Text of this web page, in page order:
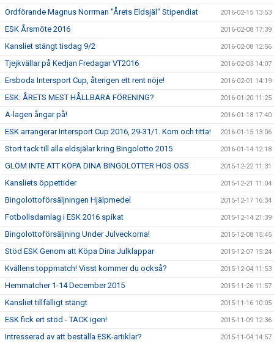
Ordförande Magnus Norrman "Årets Eldsjäl" Stipendiat 2016-02-15 13:53
ESK Årsmöte 2016 2016-02-08 17:39
Kansliet stängt tisdag 9/2 2016-02-08 12:56
Tjejkvällar på Kedjan Fredagar VT2016 2016-02-03 14:07
Ersboda Intersport Cup, återigen ett rent nöje! 2016-02-01 14:19
ESK: ÅRETS MEST HÅLLBARA FÖRENING? 2016-01-20 11:25
A-lagen ångar på! 2016-01-18 17:40
ESK arrangerar Intersport Cup 2016, 29-31/1. Kom och titta! 2016-01-15 13:06
Stort tack till alla eldsjälar kring Bingolotto 2015 2016-01-14 12:18
GLÖM INTE ATT KÖPA DINA BINGOLOTTER HOS OSS 2015-12-22 11:31
Kansliets öppettider 2015-12-21 11:04
Bingolottoförsäljningen Hjälpmedel 2015-12-17 16:34
Fotbollsdamlag i ESK 2016 spikat 2015-12-14 21:39
Bingolottoförsäljning Under Julveckorna! 2015-12-08 15:45
Stöd ESK Genom att Köpa Dina Julklappar 2015-12-07 15:24
Kvällens toppmatch! Visst kommer du också? 2015-12-04 11:53
Hemmatcher 1-14 December 2015 2015-11-26 11:57
Kansliet tillfälligt stängt 2015-11-16 10:05
ESK fick ert stöd - TACK igen! 2015-11-09 12:36
Intresserad av att beställa ESK-artiklar? 2015-11-04 14:57